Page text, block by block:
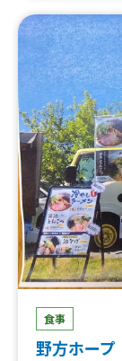
ゲソ串唐揚げ
ーパイ、韓国
食事
野方ホープ